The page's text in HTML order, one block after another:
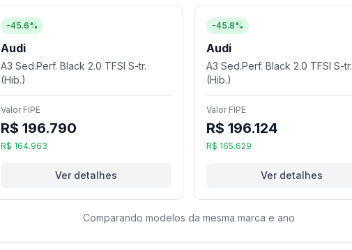
-45.6%
Audi
A3 Sed.Perf. Black 2.0 TFSI S-tr.
(Hib.)
Valor FIPE
R$ 196.790
R$ 164.963
Ver detalhes
-45.8%
Audi
A3 Sed.Perf. Black 2.0 TFSI S-tr.
(Hib.)
Valor FIPE
R$ 196.124
R$ 165.629
Ver detalhes
Comparando modelos da mesma marca e ano